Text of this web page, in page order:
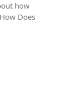
how
Does